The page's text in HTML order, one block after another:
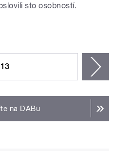
sto osobností.
13
na DABu